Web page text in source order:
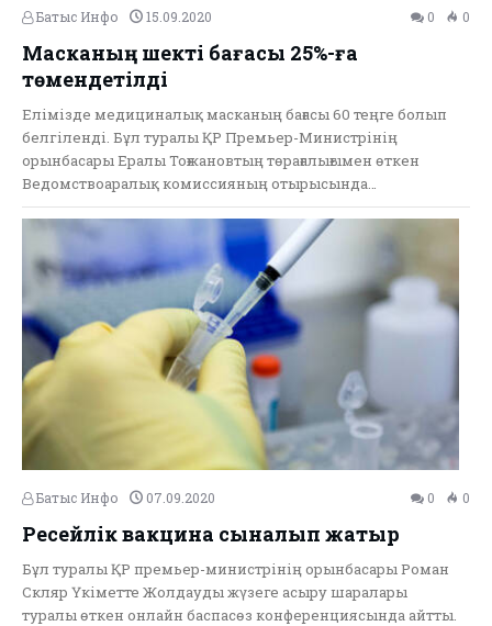
Батыс Инфо 15.09.2020 0 0
Масканың шекті бағасы 25%-ға
төмендетілді
Елімізде медициналық масканың бағасы 60 теңге болып
белгіленді. Бұл туралы ҚР Премьер-Министрінің
орынбасары Ералы Тоғжановтың төрағалығымен өткен
Ведомствоаралық комиссияның отырысында…
Батыс Инфо 07.09.2020 0 0
Ресейлік вакцина сыналып жатыр
Бұл туралы ҚР премьер-министрінің орынбасары Роман
Скляр Үкіметте Жолдауды жүзеге асыру шаралары
туралы өткен онлайн баспасөз конференциясында айтты.